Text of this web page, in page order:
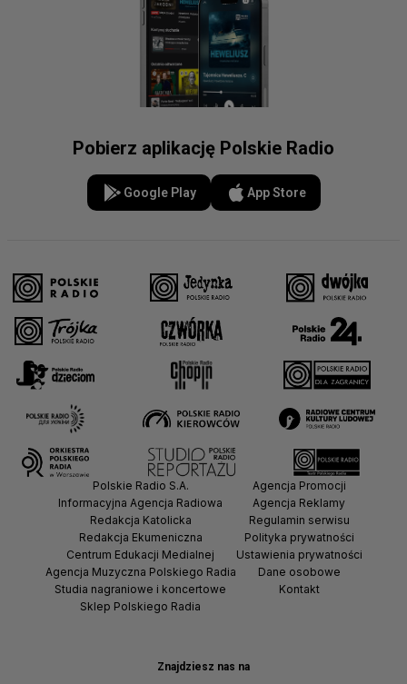
Pobierz aplikację Polskie Radio
Google Play App Store
Znajdziesz nas na
Polskie Radio S.A.
Informacyjna Agencja Radiowa
Redakcja Katolicka
Redakcja Ekumeniczna
Centrum Edukacji Medialnej
Agencja Muzyczna Polskiego Radia
Studia nagraniowe i koncertowe
Sklep Polskiego Radia
Agencja Promocji
Agencja Reklamy
Regulamin serwisu
Polityka prywatności
Ustawienia prywatności
Dane osobowe
Kontakt